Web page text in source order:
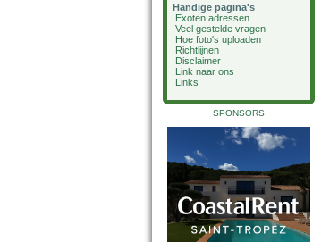
Handige pagina's
Exoten adressen
Veel gestelde vragen
Hoe foto's uploaden
Richtlijnen
Disclaimer
Link naar ons
Links
SPONSORS